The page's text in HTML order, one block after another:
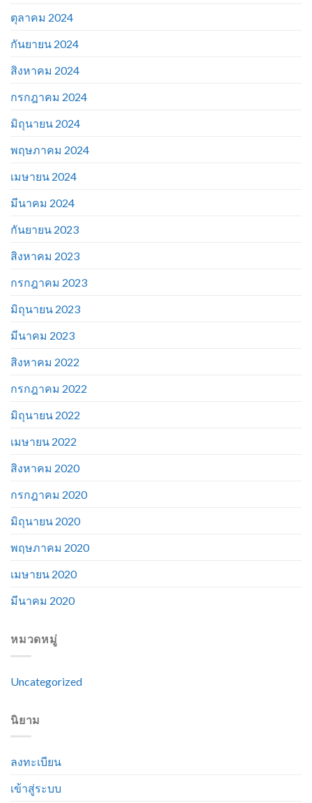
ตุลาคม 2024
กันยายน 2024
สิงหาคม 2024
กรกฎาคม 2024
มิถุนายน 2024
พฤษภาคม 2024
เมษายน 2024
มีนาคม 2024
กันยายน 2023
สิงหาคม 2023
กรกฎาคม 2023
มิถุนายน 2023
มีนาคม 2023
สิงหาคม 2022
กรกฎาคม 2022
มิถุนายน 2022
เมษายน 2022
สิงหาคม 2020
กรกฎาคม 2020
มิถุนายน 2020
พฤษภาคม 2020
เมษายน 2020
มีนาคม 2020
หมวดหมู่
Uncategorized
นิยาม
ลงทะเบียน
เข้าสู่ระบบ